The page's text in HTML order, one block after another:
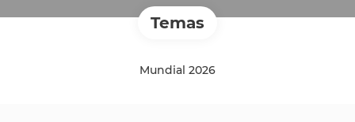
Temas
Mundial 2026